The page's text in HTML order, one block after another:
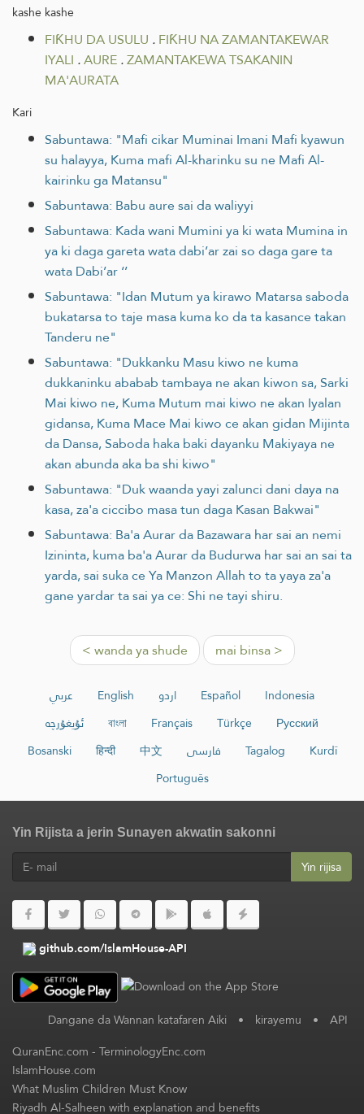
kashe kashe
FIƘHU DA USULU .FIƘHU NA ZAMANTAKEWAR
IYALI .AURE.ZAMANTAKEWA TSAKANIN
MA'AURATA
Kari
Sabuntawa: "Mafi cikar Muminai Imani Mafi kyawun
su halayya, Kuma mafi Al-kharinku su ne Mafi Al-
kairinku ga Matansu"
Sabuntawa: Babu aure sai da waliyyi
Sabuntawa: Kada wani Mumini ya ki wata Mumina in
ya ki daga gareta wata dabi’ar zai so daga gare ta
wata Dabi’ar ‘’
Sabuntawa: "Idan Mutum ya kirawo Matarsa saboda
bukatarsa to taje masa kuma ko da ta kasance takan
Tanderu ne"
Sabuntawa: "Dukkanku Masu kiwo ne kuma
dukkaninku ababab tambaya ne akan kiwon sa, Sarki
Mai kiwo ne, Kuma Mutum mai kiwo ne akan Iyalan
gidansa, Kuma Mace Mai kiwo ce akan gidan Mijinta
da Dansa, Saboda haka baki dayanku Makiyaya ne
akan abunda aka ba shi kiwo"
Sabuntawa: "Duk waanda yayi zalunci dani daya na
kasa, za'a ciccibo masa tun daga Kasan Bakwai"
Sabuntawa: Ba'a Aurar da Bazawara har sai an nemi
Izininta, kuma ba'a Aurar da Budurwa har sai an sai ta
yarda, sai suka ce Ya Manzon Allah to ta yaya za'a
gane yardar ta sai ya ce: Shi ne tayi shiru.
< wanda ya shude mai binsa >
عربي English اردو Español
Indonesia
ئۇيغۇرچە
বাংলা Français Türkçe
Русский
Bosanski
हिन्दी 中文 فارسی Tagalog
Kurdî
Português
Yin Rijista a jerin Sunayen akwatin sakonni
Yin rijisa
github.com/IslamHouse-API
Dangane da Wannan katafaren Aiki • kirayemu • API
QuranEnc.com-TerminologyEnc.com
IslamHouse.com
What Muslim Children Must Know
Riyadh Al-Salheen with explanation and benefits